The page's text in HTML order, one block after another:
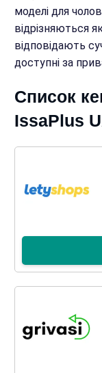
моделі для
відрізняються
відповідають
доступні за
Список
IssaPlus